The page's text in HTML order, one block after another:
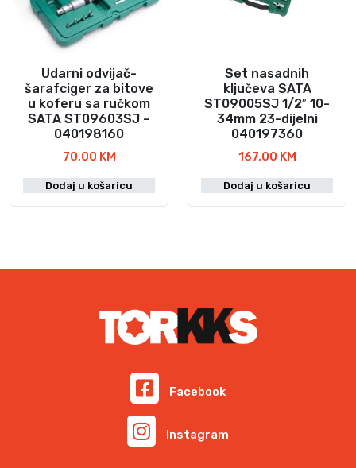
Udarni odvijač-
šarafciger za bitove
u koferu sa ručkom
SATA ST09603SJ –
040198160
70,00 KM
Dodaj u košaricu
Set nasadnih
ključeva SATA
ST09005SJ 1/2″ 10-
34mm 23-dijelni
040197360
167,00 KM
Dodaj u košaricu
Facebook
Instagram